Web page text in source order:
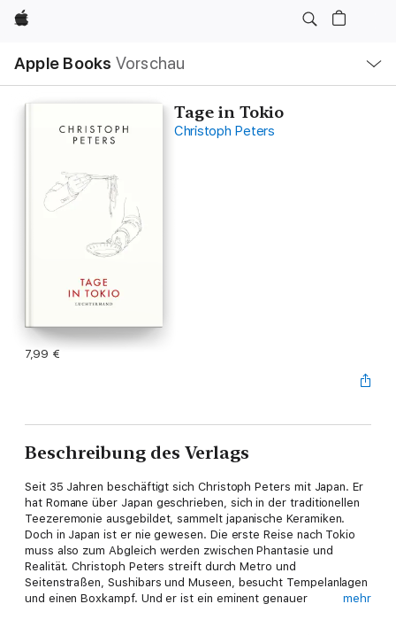
Apple
Apple Books Vorschau
Navigation
Menü
öffnen
Tage in Tokio
Christoph Peters
7,99 €
Beschreibung des Verlags
Seit 35 Jahren beschäftigt sich Christoph Peters mit Japan. Er
hat Romane über Japan geschrieben, sich in der traditionellen
Teezeremonie ausgebildet, sammelt japanische Keramiken.
Doch in Japan ist er nie gewesen. Die erste Reise nach Tokio
muss also zum Abgleich werden zwischen Phantasie und
Realität. Christoph Peters streift durch Metro und
Seitenstraßen, Sushibars und Museen, besucht Tempelanlagen
und einen Boxkampf. Und er ist ein eminent genauer
mehr